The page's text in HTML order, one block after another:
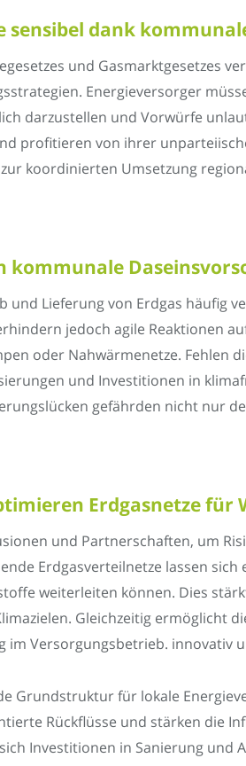
sensibel dank
und Gasmarktgesetzes
Energieversorger
darzustellen und Vorwürfe
profitieren von ihrer
koordinierten Umsetzung
kommunale
Lieferung von Erdgas häufig
jedoch agile Reaktionen
oder Nahwärmenetze. Fehlen
und Investitionen in
gefährden nicht nur
Erdgasnetze für
und Partnerschaften, um
Erdgasverteilnetze lassen
weiterleiten können. Dies
Gleichzeitig ermöglicht
im Versorgungsbetrieb. innovativ
Grundstruktur für lokale
Rückflüsse und stärken die
Investitionen in Sanierung